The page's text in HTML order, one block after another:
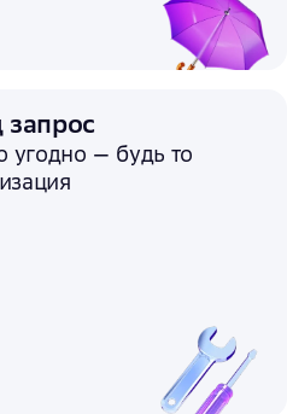
угодно — будь то